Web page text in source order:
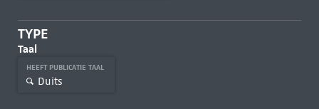
TYPE
Taal
HEEFT PUBLICATIE TAAL
Duits